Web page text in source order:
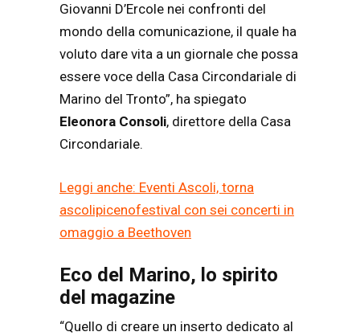
Giovanni D’Ercole nei confronti del
mondo della comunicazione, il quale ha
voluto dare vita a un giornale che possa
essere voce della Casa Circondariale di
Marino del Tronto”, ha spiegato
Eleonora Consoli, direttore della Casa
Circondariale.
Leggi anche: Eventi Ascoli, torna
ascolipicenofestival con sei concerti in
omaggio a Beethoven
Eco del Marino, lo spirito
del magazine
“Quello di creare un inserto dedicato al